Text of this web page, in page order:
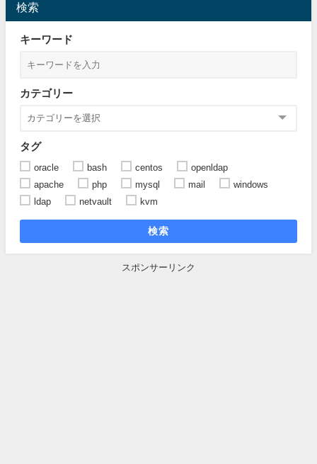
検索
キーワード
カテゴリー
タグ
oracle bash centos
openldap
apache
php mysql mail
windows
ldap
netvault kvm
検索
スポンサーリンク